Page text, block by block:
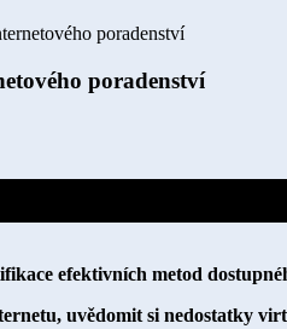
poradenství
poradenství
efektivních metod
uvědomit si nedostatky